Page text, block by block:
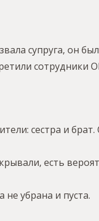
супруга, он
сотрудники
сестра и
есть
убрана и пуста.